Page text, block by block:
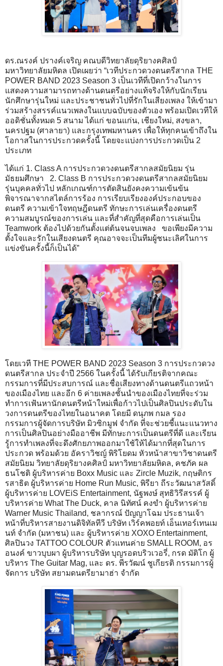
ดร.ณรงค์ ปรางค์เจริญ คณบดีวิทยาลัยดุริยางคศิลป์
มหาวิทยาลัยมหิดล เปิดเผยว่า “เวทีประกวดวงดนตรีสากล THE
POWER BAND 2023 Season 3 เป็นเวทีที่เปิดกว้างในการ
แสดงความสามารถทางด้านดนตรีอย่างแท้จริงให้กับนักเรียน
นักศึกษารุ่นใหม่ และประชาชนทั่วไปที่รักในเสียงเพลง ให้เข้ามา
ร่วมสร้างสรรค์แนวเพลงในแบบฉบับของตัวเอง พร้อมเปิดเวทีให้
ออดิชั่นทั้งหมด 5 สนาม ได้แก่ ขอนแก่น, เชียงใหม่, สงขลา,
นครปฐม (ศาลายา) และกรุงเทพมหานคร เพื่อให้ทุกคนเข้าถึงใน
โอกาสในการประกวดครั้งนี้ โดยจะแบ่งการประกวดเป็น 2
ประเภท
ได้แก่ 1. Class A การประกวดวงดนตรีสากลสมัยนิยม รุ่น
มัธยมศึกษา 2. Class B การประกวดวงดนตรีสากลสมัยนิยม
รุ่นบุคคลทั่วไป หลักเกณฑ์การตัดสินยังคงความเข้นข้น
พิจารณาจากสไตล์การร้อง การเรียบเรียงองค์ประกอบของ
ดนตรี ความเข้าใจทฤษฎีดนตรี ทักษะการเล่นเครื่องดนตรี
ความสมบูรณ์ของการเล่น และที่สำคัญที่สุดคือการเล่นเป็น
Teamwork ต้องไปด้วยกันตั้งแต่ต้นจนจบเพลง ขอเพียงมีความ
ตั้งใจและรักในเสียงดนตรี คุณอาจจะเป็นทีมผู้ชนะเลิศในการ
แข่งขันครั้งนี้ก็เป็นได้”
โดยเวที THE POWER BAND 2023 Season 3 การประกวดวง
ดนตรีสากล ประจำปี 2566 ในครั้งนี้ ได้รับเกียรติจากคณะ
กรรมการที่มีประสบการณ์ และชื่อเสียงทางด้านดนตรีแถวหน้า
ของเมืองไทย และอีก 6 ค่ายเพลงชั้นนำของเมืองไทยที่จะร่วม
ทำการเฟ้นหานักดนตรีหน้าใหม่เพื่อก้าวไปเป็นศิลปินประดับใน
วงการดนตรีของไทยในอนาคต โดยมี ดนุภพ กมล รอง
กรรมการผู้จัดการบริษัท มิวซิกมูฟ จำกัด ที่จะช่วยชี้แนะแนวทาง
การเป็นศิลปินอย่างมืออาชีพ มีทักษะการเป็นดนตรีที่ดี และเรียน
รู้การทำเพลงที่จะดึงศักยภาพออกมาใช้ให้ได้มากที่สุดในการ
ประกวด พร้อมด้วย อัคราวิชญ์ พิริโยดม หัวหน้าสาขาวิชาดนตรี
สมัยนิยม วิทยาลัยดุริยางคศิลป์ มหาวิทยาลัยมหิดล, คชภัค ผล
ธนโชติ ผู้บริหารค่าย Boxx Music และ Zircle Muzik, กฤษติกร
รสาธิต ผู้บริหารค่าย Home Run Music, พิรียา ถีระวัฒนาสวัสดิ์
ผู้บริหารค่าย LOVEiS Entertainment, นัฐพงษ์ สุทธิวิรีสรรค์ ผู้
บริหารค่าย What The Duck, คาล นิทัศน์ คงขำ ผู้บริหารค่าย
Warner Music Thailand, ชลากรณ์ ปัญญาโฉม ประธานเจ้า
หน้าที่บริหารสายงานดิจิทัลทีวี บริษัท เวิร์คพอยท์ เอ็นเทอร์เทนเม
นท์ จำกัด (มหาชน) และ ผู้บริหารค่าย XOXO Entertainment,
ศิลปินวง TATTOO COLOUR ตัวแทนค่าย SMALL ROOM, อร
อนงค์ ขาวบุบผา ผู้บริหารบริษัท บุญรอดบริวเวอรี่, กรด มัติโก ผู้
บริหาร The Guitar Mag, และ ดร. พีรวัฒน์ ชูเกียรติ กรรมการผู้
จัดการ บริษัท สยามดนตรียามาฮ่า จำกัด